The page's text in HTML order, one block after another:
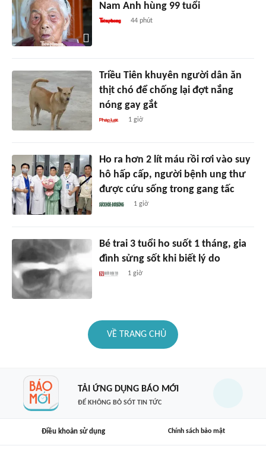
Nam Anh hùng 99 tuổi
44 phút
Triều Tiên khuyên người dân ăn
thịt chó để chống lại đợt nắng
nóng gay gắt
1 giờ
Ho ra hơn 2 lít máu rồi rơi vào suy
hô hấp cấp, người bệnh ung thư
được cứu sống trong gang tấc
1 giờ
Bé trai 3 tuổi ho suốt 1 tháng, gia
đình sửng sốt khi biết lý do
1 giờ
VỀ TRANG CHỦ
TẢI ỨNG DỤNG BÁO MỚI
ĐỂ KHÔNG BỎ SÓT TIN TỨC
Điều khoản sử dụng Chính sách bảo mật